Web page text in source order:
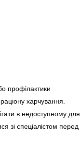
профілактики
харчування.
в недоступному для
зі спеціалістом перед